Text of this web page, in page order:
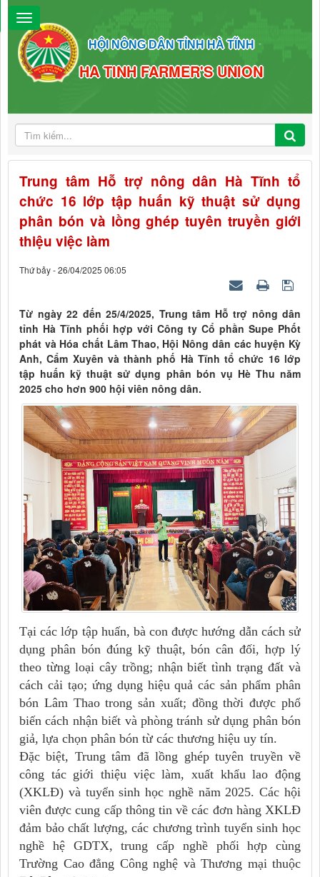
HỘI NÔNG DÂN TỈNH HÀ TĨNH
HA TINH FARMER'S UNION
Trung tâm Hỗ trợ nông dân Hà Tĩnh tổ
chức 16 lớp tập huấn kỹ thuật sử dụng
phân bón và lồng ghép tuyên truyền giới
thiệu việc làm
Thứ bảy - 26/04/2025 06:05
Từ ngày 22 đến 25/4/2025, Trung tâm Hỗ trợ nông dân
tỉnh Hà Tĩnh phối hợp với Công ty Cổ phần Supe Phốt
phát và Hóa chất Lâm Thao, Hội Nông dân các huyện Kỳ
Anh, Cẩm Xuyên và thành phố Hà Tĩnh tổ chức 16 lớp
tập huấn kỹ thuật sử dụng phân bón vụ Hè Thu năm
2025 cho hơn 900 hội viên nông dân.
Tại các lớp tập huấn, bà con được hướng dẫn cách sử
dụng phân bón đúng kỹ thuật, bón cân đối, hợp lý
theo từng loại cây trồng; nhận biết tình trạng đất và
cách cải tạo; ứng dụng hiệu quả các sản phẩm phân
bón Lâm Thao trong sản xuất; đồng thời được phổ
biến cách nhận biết và phòng tránh sử dụng phân bón
giả, lựa chọn phân bón từ các thương hiệu uy tín.
Đặc biệt, Trung tâm đãlồng ghép tuyên truyền về
công tác giới thiệu việc làm, xuất khẩu lao động
(XKLĐ) và tuyển sinh học nghề năm 2025. Các hội
viên được cung cấp thông tin về các đơn hàng XKLĐ
đảm bảo chất lượng, các chương trình tuyển sinh học
nghề hệ GDTX, trung cấp nghề phối hợp cùng
Trường Cao đẳng Công nghệ và Thương mại thuộc